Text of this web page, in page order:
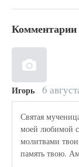
Комментарии
Игорь 6
Святая
моей любимой
молитвами
память твою.